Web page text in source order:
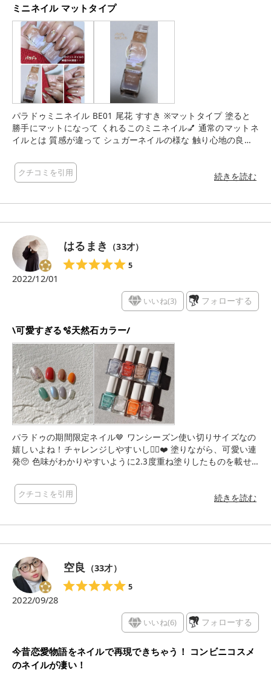
ミニネイル マットタイプ
パラドゥミニネイル BE01 尾花 すすき ※マットタイプ 塗ると
勝手にマットになって くれるこのミニネイル💅 通常のマットネ
イルとは 質感が違って シュガーネイルの様な 触り心地の良い
に凄く好きな質感なので 他のカラーも作って欲しくなるような
ネイルです♫ オススメします♫
クチコミを引用 続きを読む
はるまき （33才）
5
2022/12/01
いいね(3) フォローする
\可愛すぎる🫧天然石カラー/
パラドゥの期間限定ネイル🤎 ワンシーズン使い切りサイズなの
嬉しいよね！チャレンジしやすいし🙆‍♀️❤️ 塗りながら、可愛い連
発🥺 色味がわかりやすいように2.3度重ね塗りしたものを載せ
像1枚目上段左から ・PK14 ピンクオパール ・PK15 ラズベリー
ガーネット ・BR07 スモーキークォーツ ・OR03 サンストーン
グレームーンストーン ・WT02 ミルキークォーツ それぞれの色
んキュンときたカラーはブルートパーズ！ 偏光パールな感じが
綺麗すぎる、、、🥺 ざっくりラメのピンクオパールも好きだ
し、スモーキークォーツもグレームーンストーンの色味もツボ
すぎる。 カラーがかわいいのはもちろん、とにかく発色がいい
し、ムラになりにくくて塗りやすく、速乾なのでめちゃくちゃ
クチコミを引用 続きを読む
空良 （33才）
5
2022/09/28
いいね(6) フォローする
今昔恋愛物語をネイルで再現できちゃう！ コンビニコスメ
のネイルが凄い！